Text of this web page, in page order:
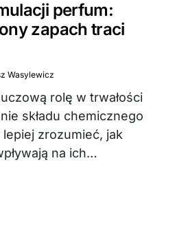
perfum:
zapach traci
Wasylewicz
rolę w trwałości
składu chemicznego
zrozumieć, jak
na ich…